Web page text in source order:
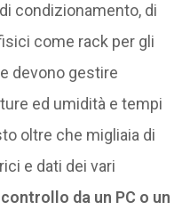
condizionamento, di
come rack per gli
devono gestire
ed umidità e tempi
oltre che migliaia di
e dati dei vari
da un PC o un